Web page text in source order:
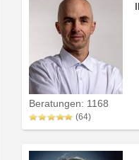
Beratungen: 1168
(64)